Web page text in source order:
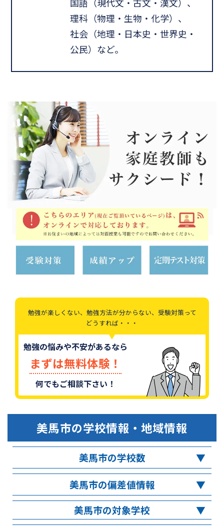
国語（現代文・古文・漢文）、
理科（物理・生物・化学）、
社会（地理・日本史・世界史・
公民）など。
勉強が楽しくない、勉強方法が分からない、受験対策って
どうすれば・・・
勉強の悩みや不安があるなら
まずは無料体験！
何でもご相談下さい！
美馬市の学校情報・地域情報
美馬市の学校数
美馬市の偏差値情報
美馬市の対象学校